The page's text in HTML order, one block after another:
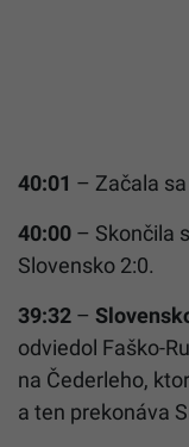
40:01 – Začala
40:00 – Skončila
Slovensko 2:0.
39:32 –
odviedol Faško-
na Čederleho,
a ten prekonáva